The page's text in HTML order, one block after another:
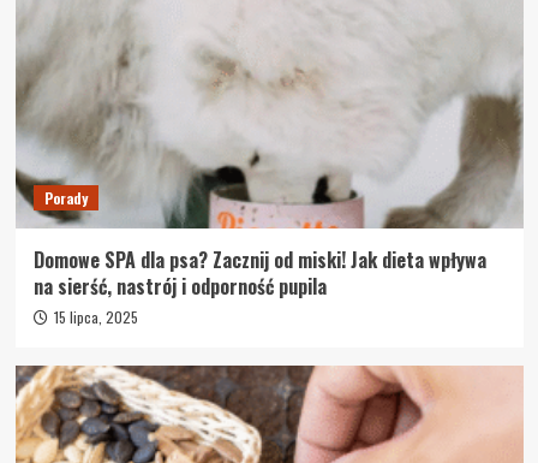
Porady
Domowe SPA dla psa? Zacznij od miski! Jak dieta wpływa
na sierść, nastrój i odporność pupila
15 lipca, 2025